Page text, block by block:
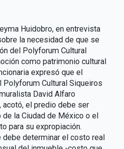
Huidobro, en entrevista
la necesidad de que se
del Polyforum Cultural
como patrimonio cultural
expresó que el
Cultural Siqueiros
David Alfaro
acotó, el predio debe ser
la Ciudad de México o el
para su expropiación.
debe determinar el costo real